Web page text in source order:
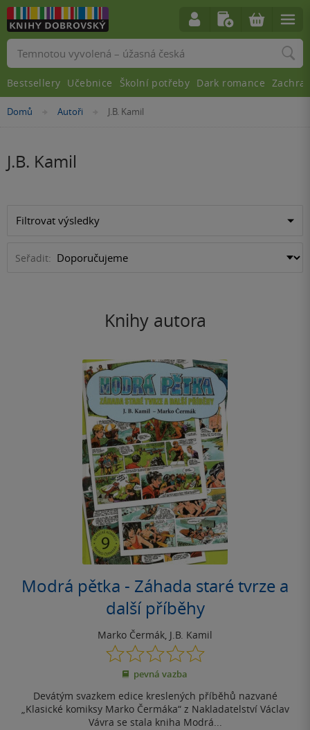
Nacházíte
Domů »Autoři »J.B. Kamil
J.B. Kamil
Filtrovat výsledky
Seřadit:
Knihy autora
Modrá pětka - Záhada staré tvrze a
další příběhy
Marko Čermák, J.B. Kamil
0.0
z
5
pevná vazba
Devátým svazkem edice kreslených příběhů nazvané
„Klasické komiksy Marko Čermáka“ z Nakladatelství Václav
Vávra se stala kniha Modrá...
Vyhledávání
Bestsellery Učebnice Školní potřeby Dark romance